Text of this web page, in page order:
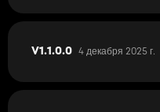
V1.1.0.0 4 декабря 2025 г.